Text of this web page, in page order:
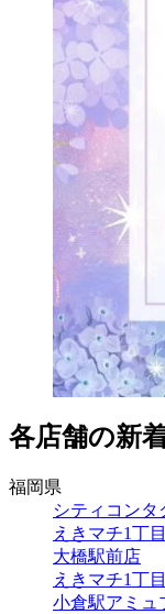
各店舗の新
福岡県
シティコン
えきマチ1丁
大橋駅前店
えきマチ1丁
小倉駅アミュ